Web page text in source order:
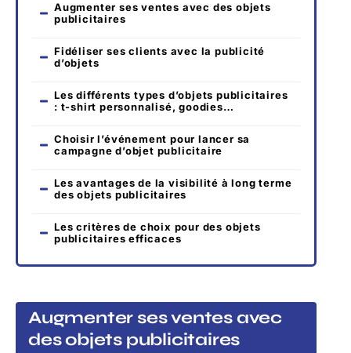
Augmenter ses ventes avec des objets
publicitaires
Fidéliser ses clients avec la publicité
d’objets
Les différents types d’objets publicitaires
: t-shirt personnalisé, goodies…
Choisir l’événement pour lancer sa
campagne d’objet publicitaire
Les avantages de la visibilité à long terme
des objets publicitaires
Les critères de choix pour des objets
publicitaires efficaces
Augmenter ses ventes avec
des objets publicitaires